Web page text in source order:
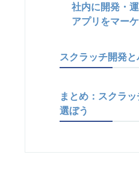
社内に開発・
アプリをマー
スクラッチ開発
まとめ：スクラ
選ぼう